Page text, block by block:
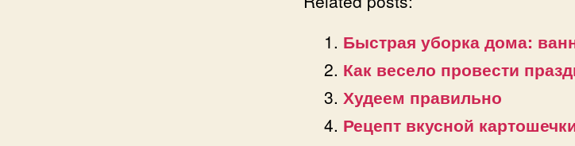
Быстрая уборка дома:
Как весело провести
Худеем правильно
Рецепт вкусной